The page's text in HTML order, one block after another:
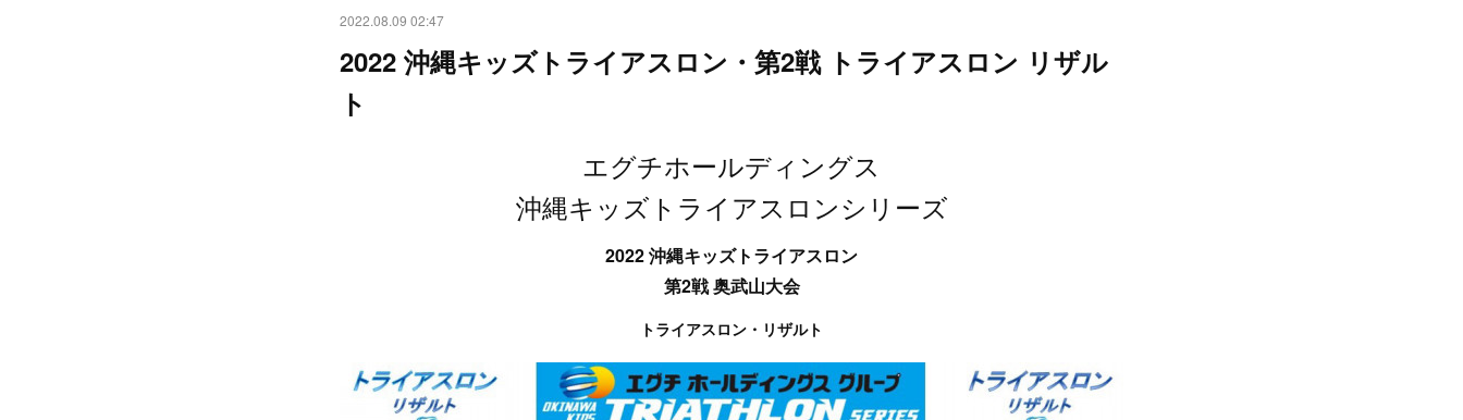
2022.08.09 02:47
2022 沖縄キッズトライアスロン・第2戦 トライアスロン リザル
ト
エグチホールディングス
沖縄キッズトライアスロンシリーズ
2022 沖縄キッズトライアスロン
第2戦 奥武山大会
トライアスロン・リザルト